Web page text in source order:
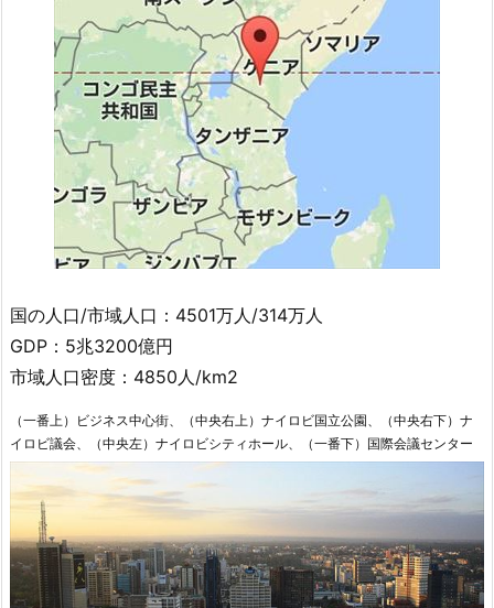
国の人口/市域人口：4501万人/314万人
GDP：5兆3200億円
市域人口密度：4850人/km2
（一番上）ビジネス中心街、（中央右上）ナイロビ国立公園、（中央右下）ナ
イロビ議会、（中央左）ナイロビシティホール、（一番下）国際会議センター